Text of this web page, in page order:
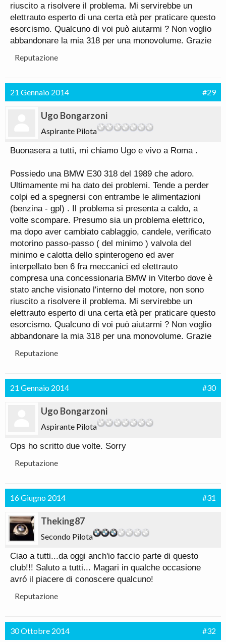
riuscito a risolvere il problema. Mi servirebbe un
elettrauto esperto di una certa età per praticare questo
esorcismo. Qualcuno di voi può aiutarmi ? Non voglio
abbandonare la mia 318 per una monovolume. Grazie
Reputazione
21 Gennaio 2014 #29
Ugo Bongarzoni
Aspirante Pilota
Buonasera a tutti, mi chiamo Ugo e vivo a Roma .
Possiedo una BMW E30 318 del 1989 che adoro.
Ultimamente mi ha dato dei problemi. Tende a perder
colpi ed a spegnersi con entrambe le alimentazioni
(benzina - gpl) . Il problema si presenta a caldo, a
volte scompare. Presumo sia un problema elettrico,
ma dopo aver cambiato cablaggio, candele, verificato
motorino passo-passo ( del minimo ) valvola del
minimo e calotta dello spinterogeno ed aver
interpellato ben 6 fra meccanici ed elettrauto
compresa una concessionaria BMW in Viterbo dove è
stato anche visionato l'interno del motore, non sono
riuscito a risolvere il problema. Mi servirebbe un
elettrauto esperto di una certa età per praticare questo
esorcismo. Qualcuno di voi può aiutarmi ? Non voglio
abbandonare la mia 318 per una monovolume. Grazie
Reputazione
21 Gennaio 2014 #30
Ugo Bongarzoni
Aspirante Pilota
Ops ho scritto due volte. Sorry
Reputazione
16 Giugno 2014 #31
Theking87
Secondo Pilota
Ciao a tutti...da oggi anch'io faccio parte di questo
club!!! Saluto a tutti... Magari in qualche occasione
avró il piacere di conoscere qualcuno!
Reputazione
30 Ottobre 2014 #32